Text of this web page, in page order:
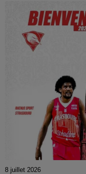
8 juillet 2026